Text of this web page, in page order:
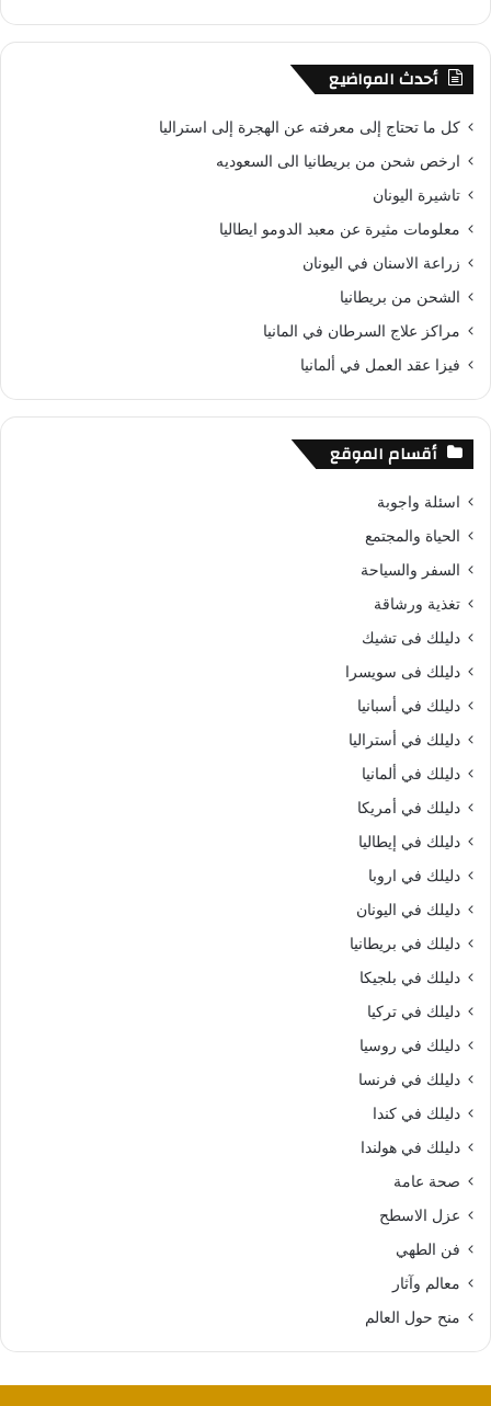
أحدث المواضيع
كل ما تحتاج إلى معرفته عن الهجرة إلى استراليا
ارخص شحن من بريطانيا الى السعوديه
تاشيرة اليونان
معلومات مثيرة عن معبد الدومو ايطاليا
زراعة الاسنان في اليونان
الشحن من بريطانيا
مراكز علاج السرطان في المانيا
فيزا عقد العمل في ألمانيا
أقسام الموقع
اسئلة واجوبة
الحياة والمجتمع
السفر والسياحة
تغذية ورشاقة
دليلك فى تشيك
دليلك فى سويسرا
دليلك في أسبانيا
دليلك في أستراليا
دليلك في ألمانيا
دليلك في أمريكا
دليلك في إيطاليا
دليلك في اروبا
دليلك في اليونان
دليلك في بريطانيا
دليلك في بلجيكا
دليلك في تركيا
دليلك في روسيا
دليلك في فرنسا
دليلك في كندا
دليلك في هولندا
صحة عامة
عزل الاسطح
فن الطهي
معالم وآثار
منح حول العالم